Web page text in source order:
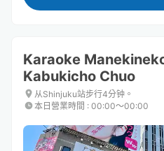
Karaoke
Kabukicho Chuo
从Shinjuku站步行4分钟。
本日營業時間 : 00:00〜00:00